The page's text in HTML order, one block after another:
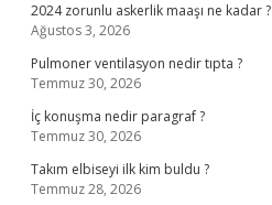
2024 zorunlu askerlik maaşı ne kadar ?
Ağustos 3, 2026
Pulmoner ventilasyon nedir tıpta ?
Temmuz 30, 2026
İç konuşma nedir paragraf ?
Temmuz 30, 2026
Takım elbiseyi ilk kim buldu ?
Temmuz 28, 2026